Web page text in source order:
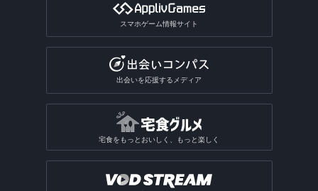
クラロワ系対戦ゲームアプリ
インターンアプリ
人材派遣求人情報アプリ
動物占いアプリ
おみくじアプリ
テレビアプリ総合
TV番組表アプリ
テレビリモコンアプリ
オタクアプリ総合
動画に文字を入れるアプリ
写真を動画にするアプリ
動画を写真にするアプリ
スマホゲーム情報サイト
出会いを応援するメディア
宅食をもっとおいしく、もっと楽しく